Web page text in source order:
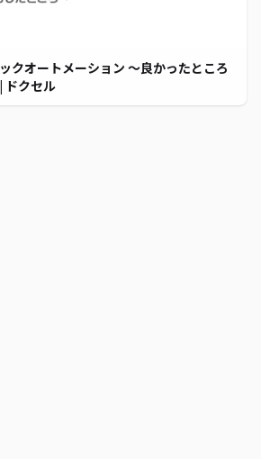
クオートメーション ～良かったところ
ドクセル